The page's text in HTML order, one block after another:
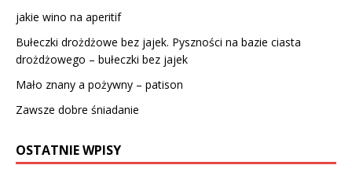
jakie wino na aperitif
Bułeczki drożdżowe bez jajek. Pyszności na bazie ciasta
drożdżowego – bułeczki bez jajek
Mało znany a pożywny – patison
Zawsze dobre śniadanie
OSTATNIE WPISY